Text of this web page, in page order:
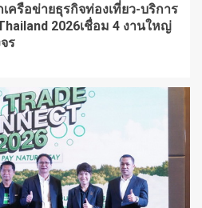
ครือข่ายธุรกิจท่องเที่ยว-บริการ
2026เชื่อม 4 งานใหญ่
ร